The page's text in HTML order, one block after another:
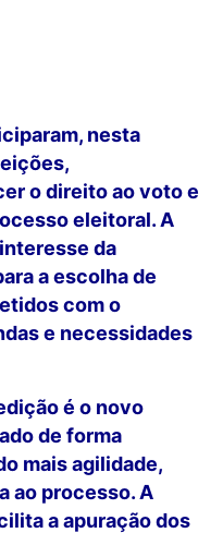
nesta
o direito ao voto e
eleitoral. A
da
a escolha de
com o
e necessidades
é o novo
de forma
mais agilidade,
ao processo. A
a apuração dos